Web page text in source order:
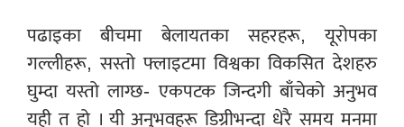
पढाइका बीचमा बेलायतका सहरहरू, यूरोपका
गल्लीहरू, सस्तो फ्लाइटमा विश्वका विकसित देशहरु
घुम्दा यस्तो लाग्छ- एकपटक जिन्दगी बाँचेको अनुभव
यही त हो । यी अनुभवहरू डिग्रीभन्दा धेरै समय मनमा